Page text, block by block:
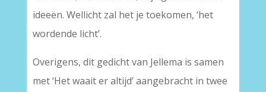
ideeën. Wellicht zal het je toekomen, ‘het
wordende licht’.
Overigens, dit gedicht van Jellema is samen
met ‘Het waait er altijd’ aangebracht in twee